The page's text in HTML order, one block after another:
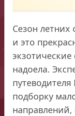
Сезон летних
и это
надоела.
подборку
направлений,